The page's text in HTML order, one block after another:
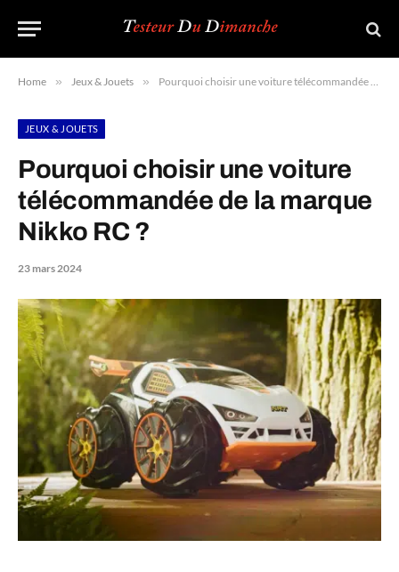
Home » Jeux & Jouets » Pourquoi choisir une voiture télécommandée de la marque Nikko RC ?
JEUX & JOUETS
Pourquoi choisir une voiture
télécommandée de la marque
Nikko RC ?
23 mars 2024